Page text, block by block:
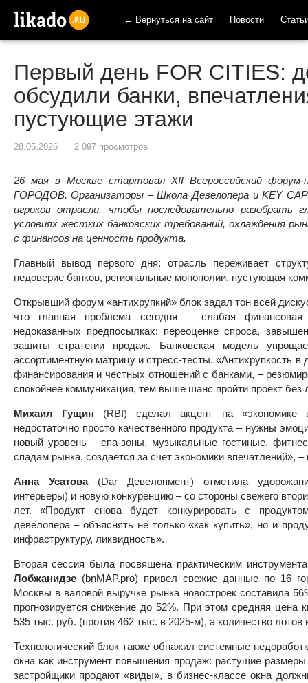
← Вернуться на сайт Новости
Первый день FOR CITIES:
обсудили банки,
пустующие этажи
28.05.2026 2 097 просмотров
26 мая в Москве стартовал XII Всероссийский
ГОРОДОВ. Организаторы – Школа Девелопера и KEY
игроков отрасли, чтобы последовательно разобрать
условиях жестких банковских требований, охлаждения
с финансов на ценность продукта.
Главный вывод первого дня: отрасль переживает
недоверие банков, региональные монополии, пустующая
Открывший форум «антихрупкий» блок задал тон всей
что главная проблема сегодня – слабая
недоказанных предпосылках: переоценке спроса,
защиты стратегии продаж. Банковская модель
ассортиментную матрицу и стресс-тесты. «Антихрупкость в
финансирования и честных отношений с банками, –
спокойнее коммуникация, тем выше шанс пройти проект без
Михаил Гущин (RBI) сделал акцент на «экономике
недостаточно просто качественного продукта – нужны
новый уровень – спа-зоны, музыкальные гостиные,
спадам рынка, создается за счет экономики впечатлений»,
Анна Усатова(Dar Девелопмент) отметила
интерьеры) и новую конкуренцию – со стороны свежего
лет. «Продукт снова будет конкурировать с
девелопера – объяснять не только «как купить», но и
инфраструктуру, ликвидность».
Вторая сессия была посвящена практическим
Лобжанидзе(bnMAP.pro) привел свежие данные по 16
Москвы в валовой выручке рынка новостроек составила
прогнозируется снижение до 52%. При этом средняя цена
535 тыс. руб. (против 462 тыс. в 2025-м), а количество лотов
Технологический блок также обнажил системные
окна как инструмент повышения продаж: растущие
застройщики продают «виды», в бизнес-классе окна